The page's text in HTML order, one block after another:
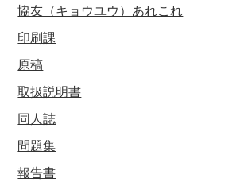
協友（キョウユウ）あれこれ
印刷課
原稿
取扱説明書
同人誌
問題集
報告書